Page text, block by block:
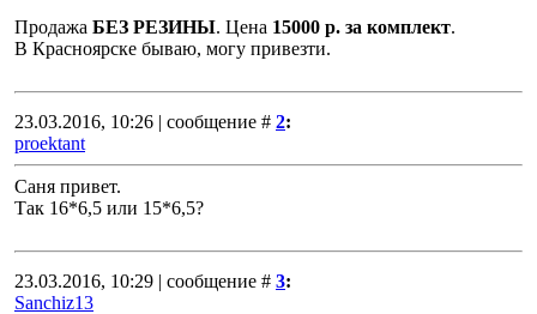
Продажа БЕЗ РЕЗИНЫ. Цена 15000 р. за комплект.
В Красноярске бываю, могу привезти.
23.03.2016, 10:26 | сообщение # 2:
proektant
Саня привет.
Так 16*6,5 или 15*6,5?
23.03.2016, 10:29 | сообщение # 3:
Sanchiz13